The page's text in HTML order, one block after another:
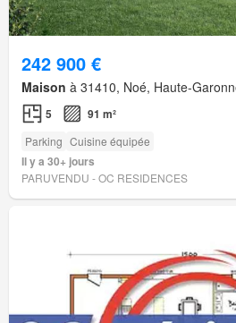
242 900 €
Maison à 31410, Noé, Haute-
5 91 m²
Parking Cuisine équipée
Il y a 30+ jours
PARUVENDU - OC RESIDENCES